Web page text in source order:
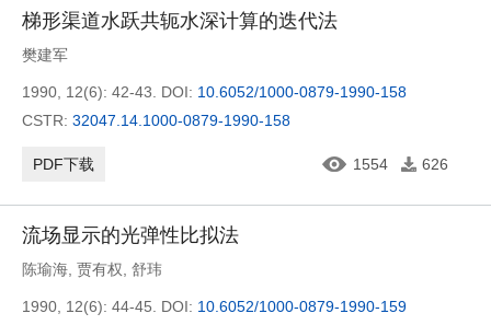
梯形渠道水跃共轭水深计算的迭代法
樊建军
1990, 12(6): 42-43. DOI: 10.6052/1000-0879-1990-158
CSTR: 32047.14.1000-0879-1990-158
PDF下载 1554 626
流场显示的光弹性比拟法
陈瑜海 贾有权 舒玮
1990, 12(6): 44-45. DOI: 10.6052/1000-0879-1990-159